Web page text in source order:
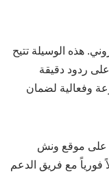
هذه الوسيلة تتيح
ردود دقيقة
وفعالية لضمان
على موقع ونش
فورياً مع فريق الدعم